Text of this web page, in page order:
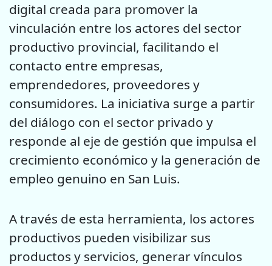
digital creada para promover la
vinculación entre los actores del sector
productivo provincial, facilitando el
contacto entre empresas,
emprendedores, proveedores y
consumidores. La iniciativa surge a partir
del diálogo con el sector privado y
responde al eje de gestión que impulsa el
crecimiento económico y la generación de
empleo genuino en San Luis.
A través de esta herramienta, los actores
productivos pueden visibilizar sus
productos y servicios, generar vínculos